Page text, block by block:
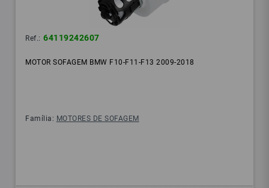
Ref.: 64119242607
MOTOR SOFAGEM BMW F10-F11-F13 2009-2018
Família: MOTORES DE SOFAGEM